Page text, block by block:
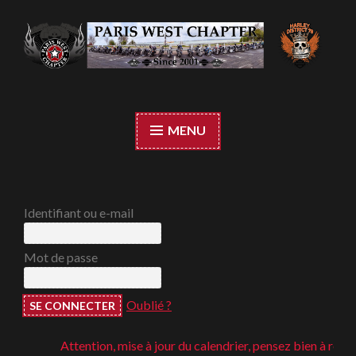
Accéder
au
contenu
MENU
Identifiant ou e-mail
Mot de passe
Oublié ?
Attention, mise à jour du calendrier, pensez bien à